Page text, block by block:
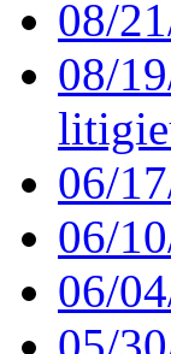
08/
08/
06/
06/
06/